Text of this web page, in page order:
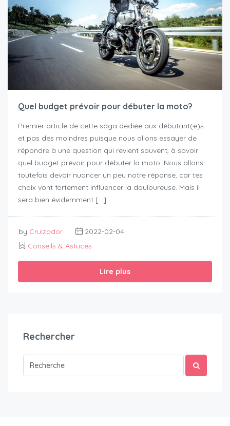
Quel budget prévoir pour débuter la moto?
Premier article de cette saga dédiée aux débutant(e)s
et pas des moindres puisque nous allons essayer de
répondre à une question qui revient souvent, à savoir
quel budget prévoir pour débuter la moto. Nous allons
toutefois devoir nuancer un peu notre réponse, car tes
choix vont fortement influencer la douloureuse. Mais il
sera bien évidemment […]
by Cruizador
2022-02-04
Conseils & Astuces
Lire plus
Rechercher